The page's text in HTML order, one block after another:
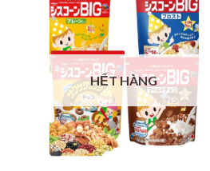
HẾT HÀNG